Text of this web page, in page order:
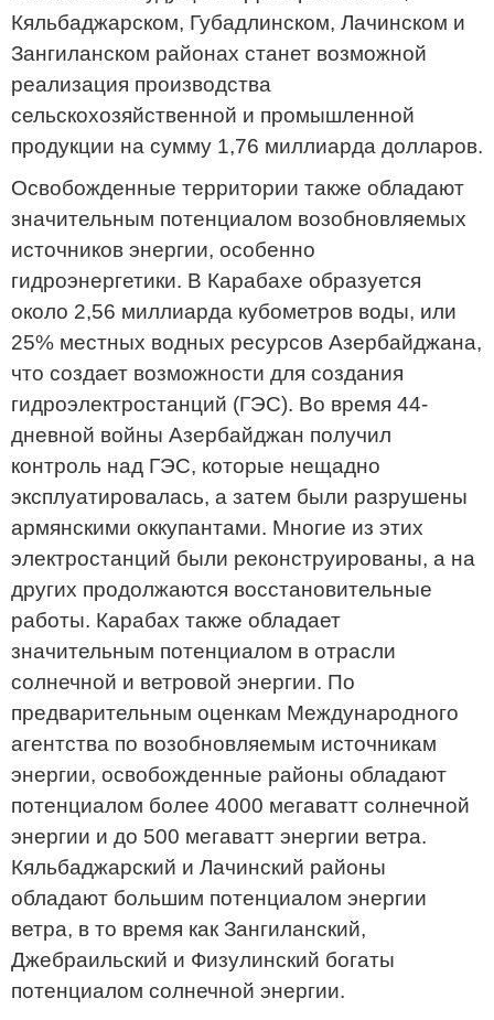
Кяльбаджарском, Губадлинском, Лачинском и
Зангиланском районах станет возможной
реализация производства
сельскохозяйственной и промышленной
продукции на сумму 1,76 миллиарда долларов.
Освобожденные территории также обладают
значительным потенциалом возобновляемых
источников энергии, особенно
гидроэнергетики. В Карабахе образуется
около 2,56 миллиарда кубометров воды, или
25% местных водных ресурсов Азербайджана,
что создает возможности для создания
гидроэлектростанций (ГЭС). Во время 44-
дневной войны Азербайджан получил
контроль над ГЭС, которые нещадно
эксплуатировалась, а затем были разрушены
армянскими оккупантами. Многие из этих
электростанций были реконструированы, а на
других продолжаются восстановительные
работы. Карабах также обладает
значительным потенциалом в отрасли
солнечной и ветровой энергии. По
предварительным оценкам Международного
агентства по возобновляемым источникам
энергии, освобожденные районы обладают
потенциалом более 4000 мегаватт солнечной
энергии и до 500 мегаватт энергии ветра.
Кяльбаджарский и Лачинский районы
обладают большим потенциалом энергии
ветра, в то время как Зангиланский,
Джебраильский и Физулинский богаты
потенциалом солнечной энергии.